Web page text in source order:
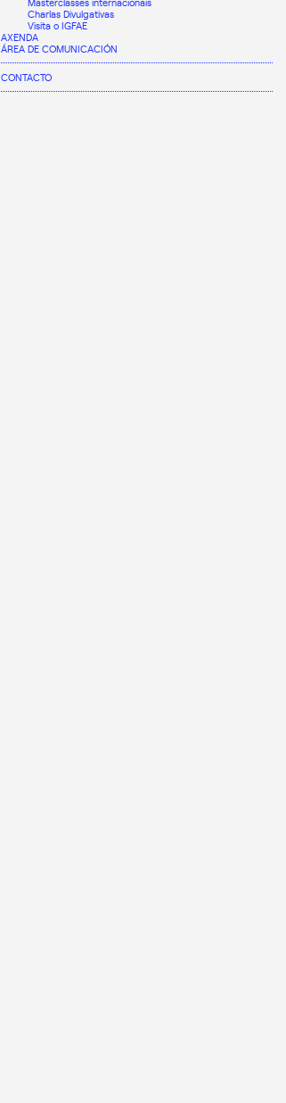
Charlas Divulgativas
Visita o IGFAE
AXENDA
ÁREA DE COMUNICACIÓN
CONTACTO